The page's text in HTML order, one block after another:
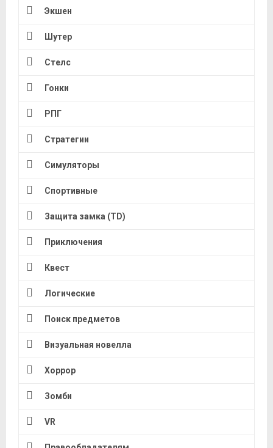
Экшен
Шутер
Стелс
Гонки
РПГ
Стратегии
Симуляторы
Спортивные
Защита замка (TD)
Приключения
Квест
Логические
Поиск предметов
Визуальная новелла
Хоррор
Зомби
VR